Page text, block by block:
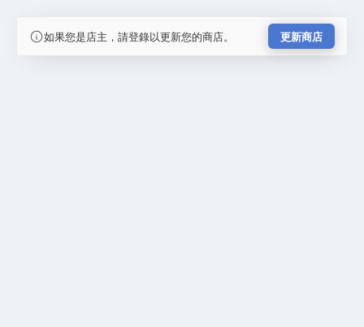
如果您是店主，請登錄以更新您的商店。 更新商店